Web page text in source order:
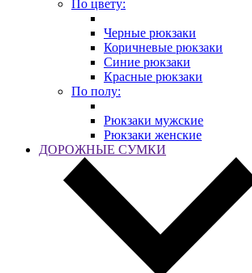
По цвету:
Черные рюкзаки
Коричневые рюкзаки
Синие рюкзаки
Красные рюкзаки
По полу:
Рюкзаки мужские
Рюкзаки женские
ДОРОЖНЫЕ СУМКИ